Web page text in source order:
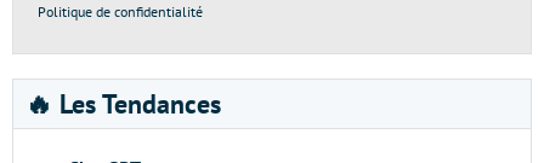
Politique de confidentialité
🔥 Les Tendances